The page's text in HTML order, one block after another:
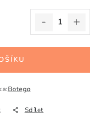
Botego
Sdílet